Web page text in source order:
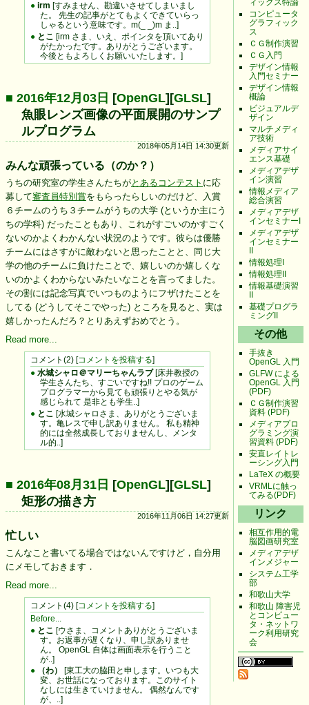
コンピュータ
グラフィック
ス
ＣＧ制作演習
ＣＧ入門
デザイン情報
入門セミナー
デザイン情報
概論
ビジュアルデ
ザイン
マルチメディ
ア技術
メディアサイ
エンス基礎
メディアデザ
イン演習
情報メディア
総合演習
メディアデザ
インセミナーI
メディアデザ
インセミナー
II
情報処理I
情報処理II
情報基礎演習
II
基礎プログラ
ミングII
その他
手抜き
OpenGL 入門
GLFW による
OpenGL 入門
(PDF)
ＣＧ制作演習
資料 (PDF)
メディアプロ
グラミング演
習資料 (PDF)
安直レイトレ
ーシング入門
LaTeX の概要
VRMLに触っ
てみる(PDF)
リンク
相互作用的電
脳図画研究室
メディアデザ
インメジャー
システム工学
部
和歌山大学
和歌山 障害児
とコンピュー
タ・ネットワ
ーク利用研究
会
● irm [すみません、勘違いさせてしまいまし
た。 先生の記事がとてもよくできていらっ
しゃるという意味です。m(_ _)m ま..]
● とこ [irm さま、いえ、ポインタを頂いてあり
がたかったです。ありがとうございます。
今後ともよろしくお願いいたします。]
■ 2016年12月03日 [OpenGL][GLSL]
魚眼レンズ画像の平面展開のサンプ
ルプログラム
2018年05月14日 14:30更新
みんな頑張っている（のか？）
うちの研究室の学生さんたちがとあるコンテスト に応
募して審査員特別賞をもらったらしいのだけど、入賞
６チームのうち３チームがうちの大学 (というか主にう
ちの学科) だったこともあり、これがすごいのかすごく
ないのかよくわかんない状況のようです。彼らは優勝
チームにはさすがに敵わないと思ったことと、同じ大
学の他のチームに負けたことで、嬉しいのか嬉しくな
いのかよくわからないみたいなことを言ってました。
その割には記念写真でいつものようにフザけたことを
してる (どうしてそこでやった) ところを見ると、実は
嬉しかったんだろ？とりあえずおめでとう。
Read more...
コメント(2) [コメントを投稿する]
● 水城シャロ＠マリーちゃんラブ[床井教授の
学生さんたち、すごいですね!! プロのゲーム
プログラマーから見ても頑張りとやる気が
感じられて 是非とも学生..]
● とこ [水城シャロさま、ありがとうございま
す。亀レスで申し訳ありません。 私も精神
的には全然成長しておりませんし、メンタ
ル的..]
■ 2016年08月31日 [OpenGL][GLSL]
矩形の描き方
2016年11月06日 14:27更新
忙しい
こんなこと書いてる場合ではないんですけど，自分用
にメモしておきます．
Read more...
コメント(4) [コメントを投稿する]
Before...
● とこ [ウさま、コメントありがとうございま
す。お返事が遅くなり、申し訳ありませ
ん。 OpenGL 自体は画面表示を行うこと
が..]
●
（わ）
[東工大の脇田と申します。いつも大
変、お世話になっております。このサイト
なしには生きていけません。 偶然なんです
が、..]